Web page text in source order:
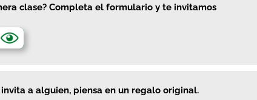
clase? Completa el formulario y te invitamos
a alguien, piensa en un regalo original.